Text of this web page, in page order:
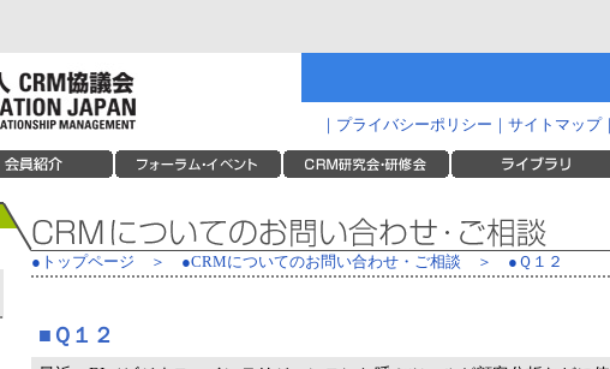
プライバシーポリシー サイトマップ
●トップページ ＞ ●CRMについてのお問い合わせ・ご相談 ＞ ●Ｑ１２
■Ｑ１２